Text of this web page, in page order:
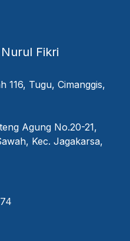
Fikri
116, Tugu, Cimanggis,
Agung No.20-21,
Kec. Jagakarsa,